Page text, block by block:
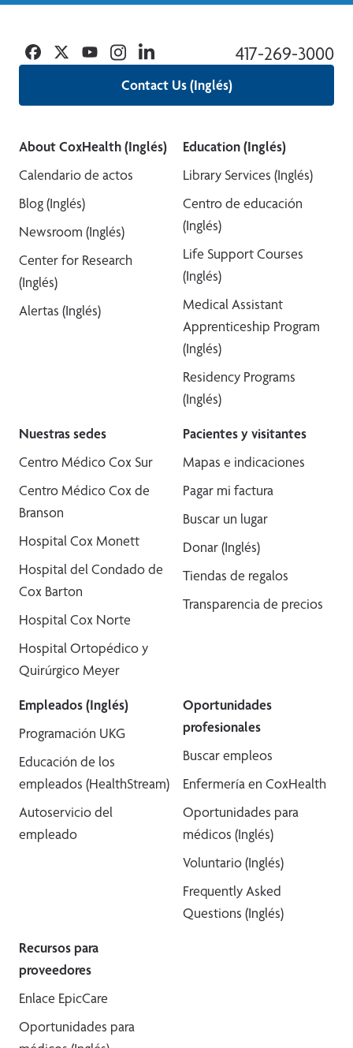
Contact Us (Inglés)
417-269-3000
Facebook
TwitterYouTubeInstagramLinkedin
About CoxHealth (Inglés)
Calendario de actos
Blog (Inglés)
Newsroom (Inglés)
Center for Research
(Inglés)
Alertas (Inglés)
Education (Inglés)
Library Services (Inglés)
Centro de educación
(Inglés)
Life Support Courses
(Inglés)
Medical Assistant
Apprenticeship Program
(Inglés)
Residency Programs
(Inglés)
Nuestras sedes
Centro Médico Cox Sur
Centro Médico Cox de
Branson
Hospital Cox Monett
Hospital del Condado de
Cox Barton
Hospital Cox Norte
Hospital Ortopédico y
Quirúrgico Meyer
Pacientes y visitantes
Mapas e indicaciones
Pagar mi factura
Buscar un lugar
Donar (Inglés)
Tiendas de regalos
Transparencia de precios
Empleados (Inglés)
Programación UKG
Educación de los
empleados (HealthStream)
Autoservicio del
empleado
Oportunidades
profesionales
Buscar empleos
Enfermería en CoxHealth
Oportunidades para
médicos (Inglés)
Voluntario (Inglés)
Frequently Asked
Questions (Inglés)
Recursos para
proveedores
Enlace EpicCare
Oportunidades para